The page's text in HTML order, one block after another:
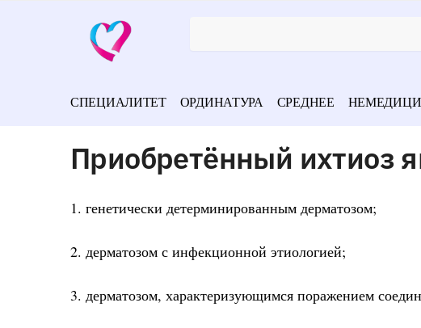
СПЕЦИАЛИТЕТ ОРДИНАТУРА СРЕДНЕЕ
Приобретённый ихтиоз
1. генетически детерминированным дерматозом;
2. дерматозом с инфекционной этиологией;
3. дерматозом, характеризующимся поражением